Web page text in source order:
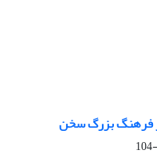
فرهنگ بزرگ سخن